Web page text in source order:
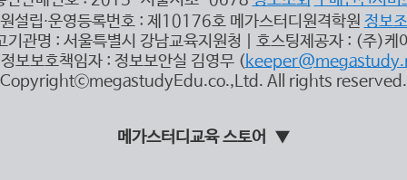
설립∙운영등록번호 : 제10176호 메가스터디원격학원 정보
기관명 : 서울특별시 강남교육지원청 | 호스팅제공자 : (주)케
보보호책임자 : 정보보안실 김영무 (
CopyrightⓒmegastudyEdu.co.,Ltd. All rights reserved.
메가스터디교육 스토어